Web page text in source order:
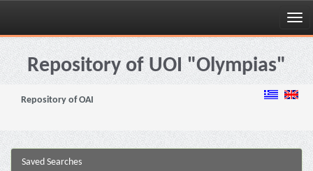
Skip
navigationRepository of UOI "Olympias"
Repository of OAI
Saved Searches